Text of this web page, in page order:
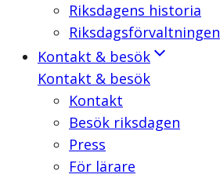
Riksdagens historia
Riksdagsförvaltningen
Kontakt & besök
Kontakt & besök
Kontakt
Besök riksdagen
Press
För lärare